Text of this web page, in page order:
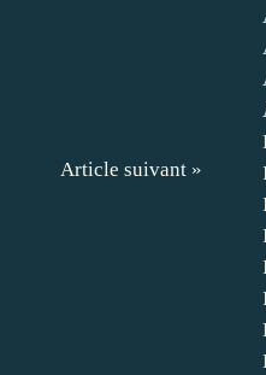
Article suivant »